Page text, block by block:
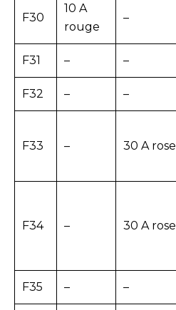
F30
10 A
rouge
–
F31 – –
F32 – –
F33 – 30 A rose
F34 – 30 A rose
F35 – –